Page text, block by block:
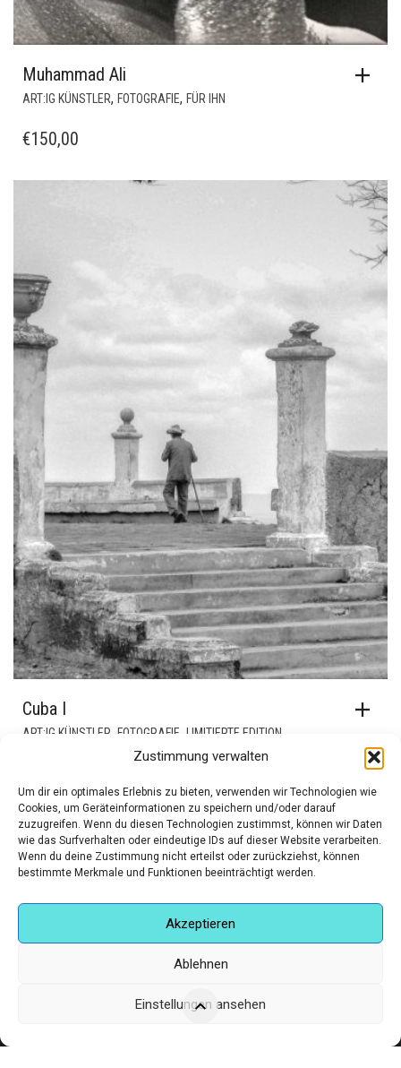
Zustimmung verwalten
Um dir ein optimales Erlebnis zu bieten, verwenden wir Technologien wie
Cookies, um Geräteinformationen zu speichern und/oder darauf
zuzugreifen. Wenn du diesen Technologien zustimmst, können wir Daten
wie das Surfverhalten oder eindeutige IDs auf dieser Website verarbeiten.
Wenn du deine Zustimmung nicht erteilst oder zurückziehst, können
bestimmte Merkmale und Funktionen beeinträchtigt werden.
Akzeptieren
Ablehnen
Einstellungen ansehen
Muhammad Ali
ART:IG KÜNSTLER, FOTOGRAFIE, FÜR IHN
€ 150,00
Cuba I
Corneliusstr. 19, München, 80469, Germany